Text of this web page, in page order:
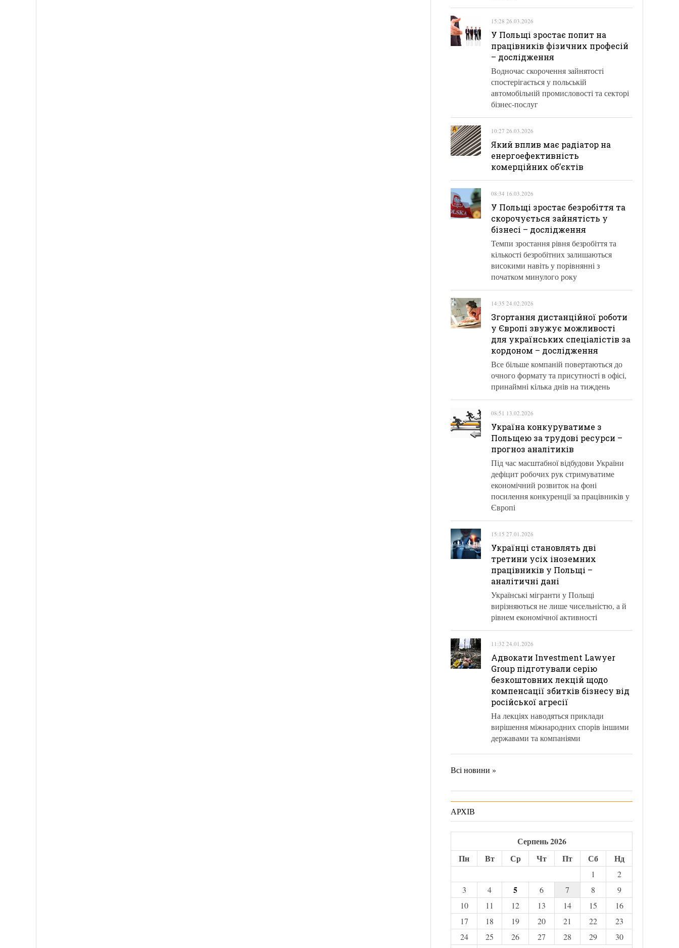
15:28 26.03.2026
У Польщі зростає попит на
працівників фізичних професій
– дослідження
Водночас скорочення зайнятості
спостерігається у польській
автомобільній промисловості та секторі
бізнес-послуг
10:27 26.03.2026
Який вплив має радіатор на
енергоефективність
комерційних об’єктів
08:34 16.03.2026
У Польщі зростає безробіття та
скорочується зайнятість у
бізнесі – дослідження
Темпи зростання рівня безробіття та
кількості безробітних залишаються
високими навіть у порівнянні з
початком минулого року
14:35 24.02.2026
Згортання дистанційної роботи
у Європі звужує можливості
для українських спеціалістів за
кордоном – дослідження
Все більше компаній повертаються до
очного формату та присутності в офісі,
принаймні кілька днів на тиждень
08:51 13.02.2026
Україна конкуруватиме з
Польщею за трудові ресурси –
прогноз аналітиків
Під час масштабної відбудови України
дефіцит робочих рук стримуватиме
економічний розвиток на фоні
посилення конкуренції за працівників у
Європі
15:15 27.01.2026
Українці становлять дві
третини усіх іноземних
працівників у Польщі –
аналітичні дані
Українські мігранти у Польщі
вирізняються не лише чисельністю, а й
рівнем економічної активності
11:32 24.01.2026
Адвокати Investment Lawyer
Group підготували серію
безкоштовних лекцій щодо
компенсації збитків бізнесу від
російської агресії
На лекціях наводяться приклади
вирішення міжнародних спорів іншими
державами та компаніями
Всі новини »
АРХІВ
Серпень 2026
Пн
Вт Ср Чт Пт Сб Нд
1
2
3
4 5 6 7 8
9
10
11 12 13 14 15
16
17
18 19 20 21 22
23
24
25 26 27 28 29
30